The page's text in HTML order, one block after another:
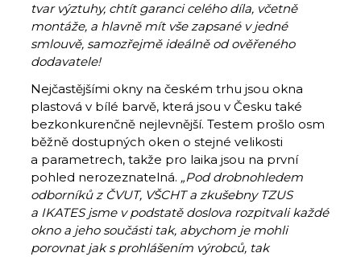
tvar výztuhy, chtít garanci celého díla, včetně
montáže, a hlavně mít vše zapsané v jedné
smlouvě, samozřejmě ideálně od ověřeného
dodavatele!
Nejčastějšími okny na českém trhu jsou okna
plastová v bílé barvě, která jsou v Česku také
bezkonkurenčně nejlevnější. Testem prošlo osm
běžně dostupných oken o stejné velikosti
a parametrech, takže pro laika jsou na první
pohled nerozeznatelná. „Pod drobnohledem
odborníků z ČVUT, VŠCHT a zkušebny TZUS
a IKATES jsme v podstatě doslova rozpitvali každé
okno a jeho součásti tak, abychom je mohli
porovnat jak s prohlášením výrobců, tak